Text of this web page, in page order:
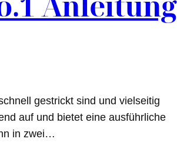
gestrickt sind und vielseitig
auf und bietet eine ausführliche
in zwei…